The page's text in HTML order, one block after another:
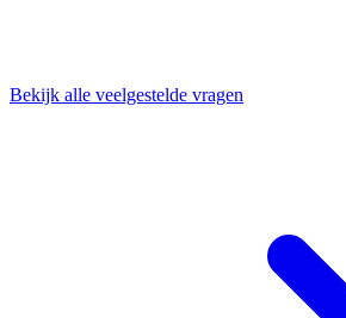
Bekijk alle veelgestelde vragen